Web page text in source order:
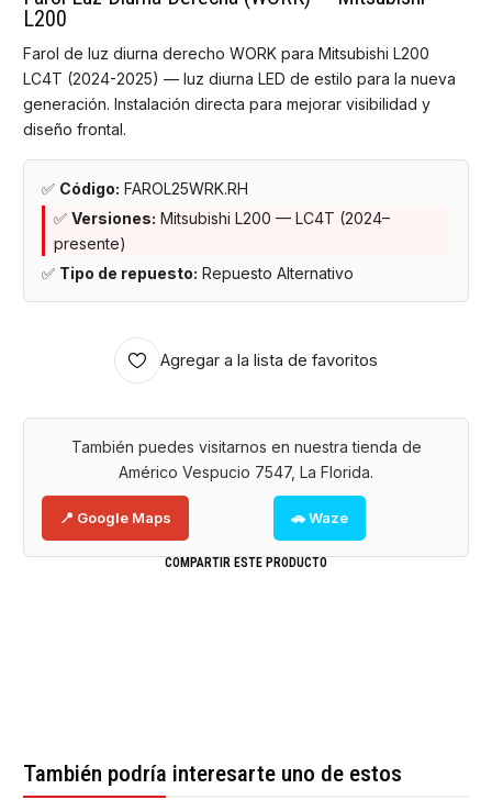
L200
Farol de luz diurna derecho WORK para Mitsubishi L200
LC4T (2024-2025) — luz diurna LED de estilo para la nueva
generación. Instalación directa para mejorar visibilidad y
diseño frontal.
✅ Código: FAROL25WRK.RH
✅ Versiones: Mitsubishi L200 — LC4T (2024–
presente)
✅ Tipo de repuesto: Repuesto Alternativo
Agregar a la lista de favoritos
También puedes visitarnos en nuestra tienda de
Américo Vespucio 7547, La Florida.
📍 Google Maps 🚗 Waze
COMPARTIR ESTE PRODUCTO
También podría interesarte uno de estos